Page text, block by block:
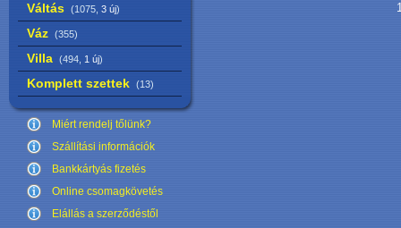
Váltás (1075, 3 új)
Váz (355)
Villa (494, 1 új)
Komplett szettek (13)
Miért rendelj tőlünk?
Szállítási információk
Bankkártyás fizetés
Online csomagkövetés
Elállás a szerződéstől